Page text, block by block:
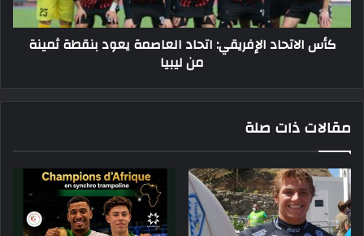
ثمينة
من
كأس الاتحاد الإفريقي: اتحاد العاصمة يعود بنقطة ثمينة
من ليبيا
مقالات ذات صلة